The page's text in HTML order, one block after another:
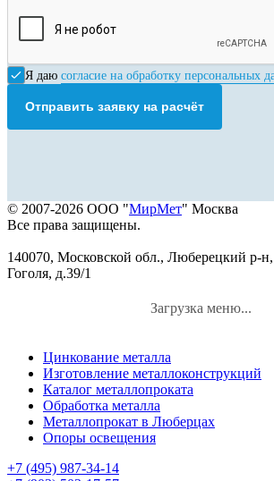
Я даю согласие на обработку персональных
Отправить заявку на расчёт
© 2007-2026 ООО "МирМет" Москва
Все права защищены.
140070, Московской обл., Люберецкий р-
Гоголя, д.39/1
Загрузка меню...
Цинкование металла
Изготовление металлоконструкций
Каталог металлопроката
Обработка металла
Металлопрокат в Люберцах
Опоры освещения
+7 (495) 987-34-14